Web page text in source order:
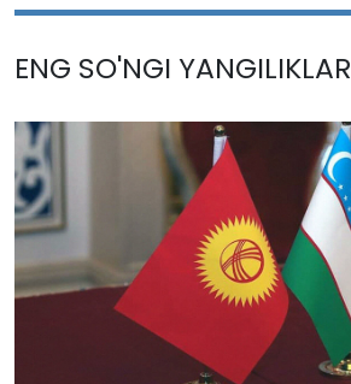
ENG SO'NGI YANGILIKLAR